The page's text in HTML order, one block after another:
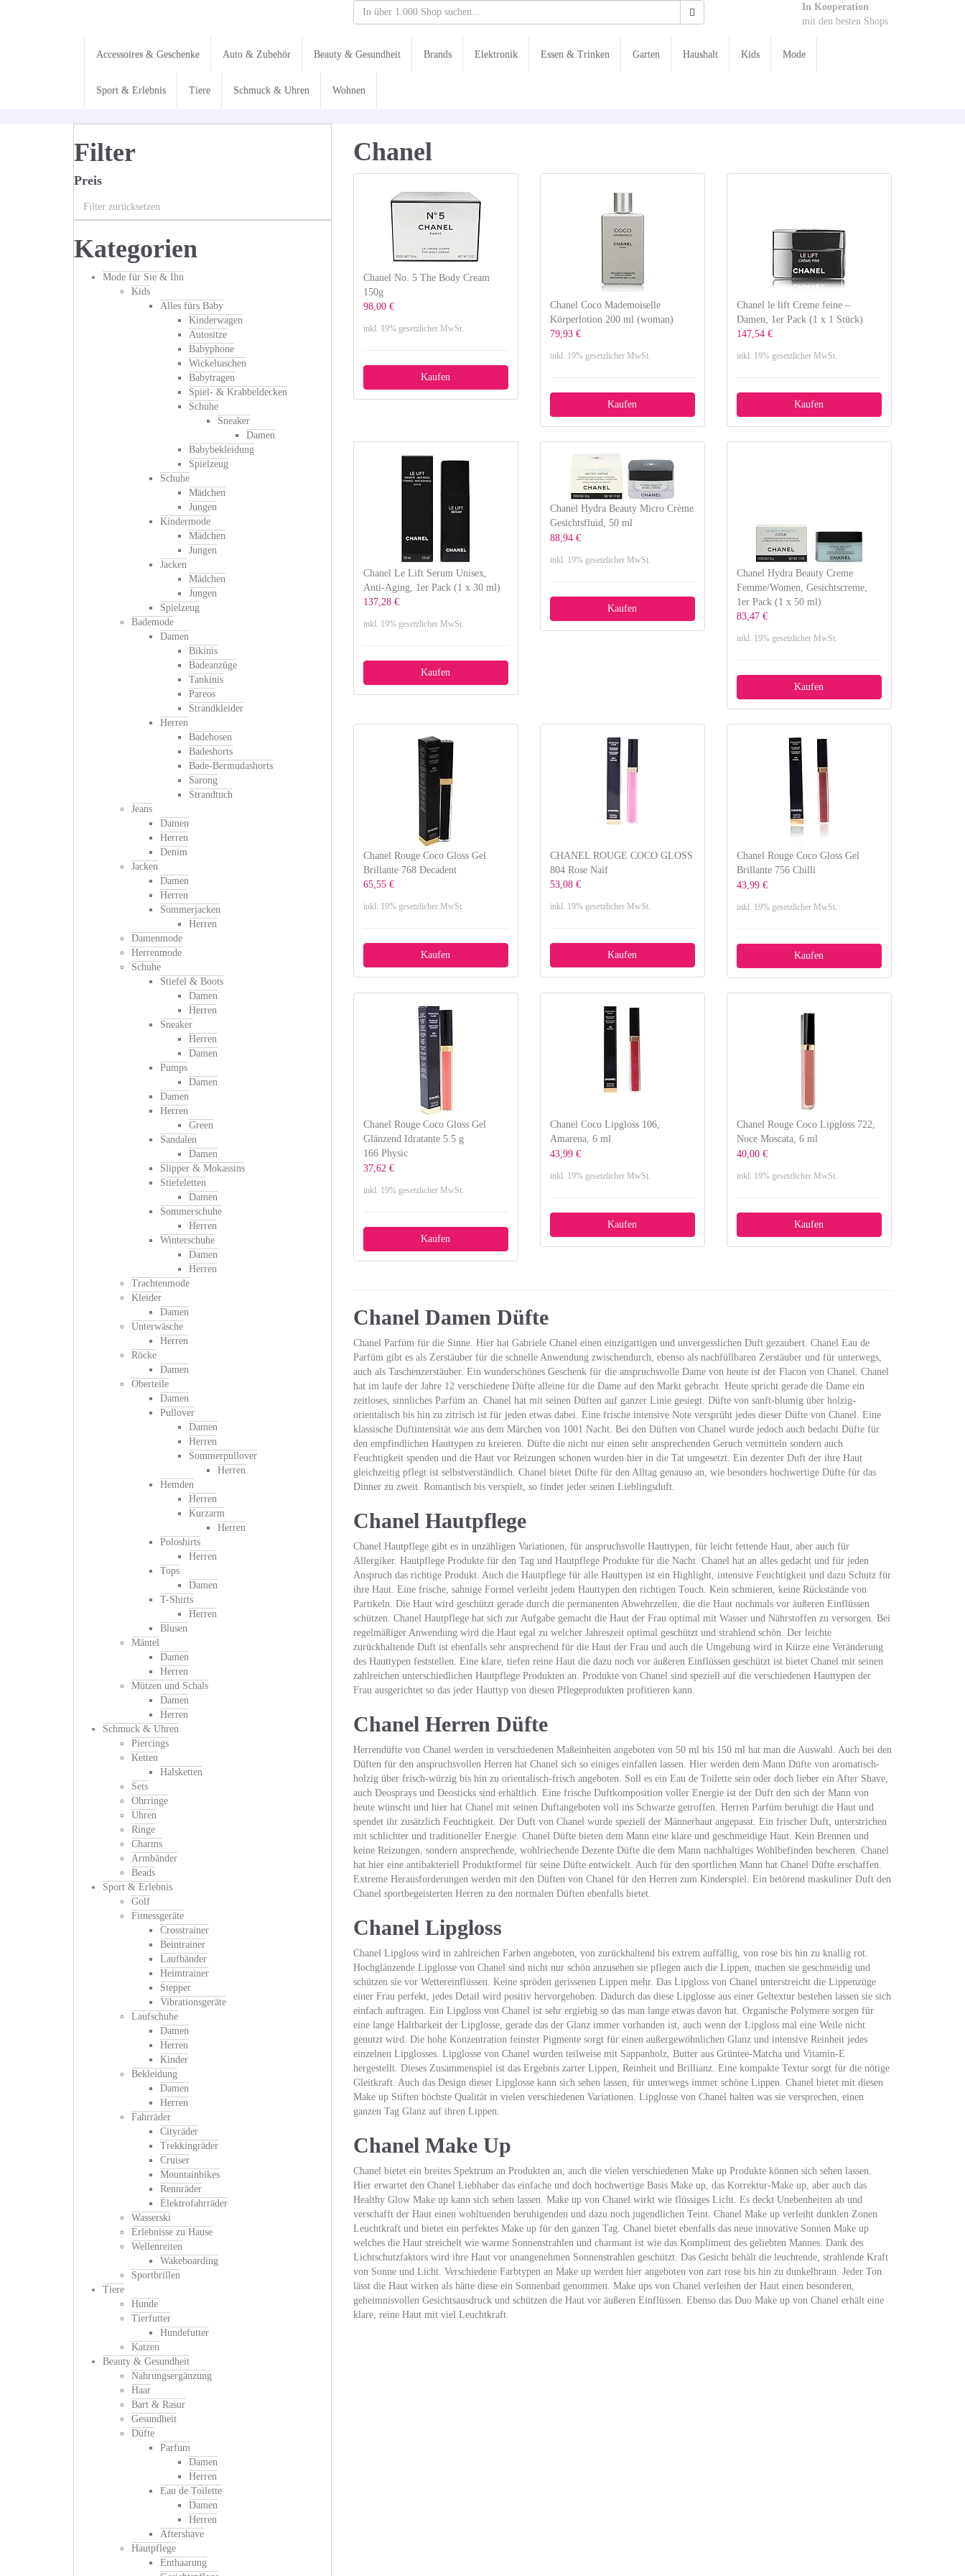
In Kooperation
mit den besten Shops
Accessoires & Geschenke Auto & Zubehör Beauty & Gesundheit Brands Elektronik Essen & Trinken Garten Haushalt Kids Mode
Sport & Erlebnis Tiere Schmuck & Uhren Wohnen
Chanel
Chanel No. 5 The Body Cream
150g
98,00 €
inkl. 19% gesetzlicher MwSt.
Kaufen
Chanel Coco Mademoiselle
Körperlotion 200 ml (woman)
79,93 €
inkl. 19% gesetzlicher MwSt.
Kaufen
Chanel le lift Creme feine –
Damen, 1er Pack (1 x 1 Stück)
147,54 €
inkl. 19% gesetzlicher MwSt.
Kaufen
Chanel Le Lift Serum Unisex,
Anti-Aging, 1er Pack (1 x 30 ml)
137,28 €
inkl. 19% gesetzlicher MwSt.
Kaufen
Chanel Hydra Beauty Micro Crème
Gesichtsfluid, 50 ml
88,94 €
inkl. 19% gesetzlicher MwSt.
Kaufen
Chanel Hydra Beauty Creme
Femme/Women, Gesichtscreme,
1er Pack (1 x 50 ml)
83,47 €
inkl. 19% gesetzlicher MwSt.
Kaufen
Chanel Rouge Coco Gloss Gel
Brillante 768 Decadent
65,55 €
inkl. 19% gesetzlicher MwSt.
Kaufen
CHANEL ROUGE COCO GLOSS
804 Rose Naïf
53,08 €
inkl. 19% gesetzlicher MwSt.
Kaufen
Chanel Rouge Coco Gloss Gel
Brillante 756 Chilli
43,99 €
inkl. 19% gesetzlicher MwSt.
Kaufen
Chanel Rouge Coco Gloss Gel
Glänzend Idratante 5.5 g
166 Physic
37,62 €
inkl. 19% gesetzlicher MwSt.
Kaufen
Chanel Coco Lipgloss 106,
Amarena, 6 ml
43,99 €
inkl. 19% gesetzlicher MwSt.
Kaufen
Chanel Rouge Coco Lipgloss 722,
Noce Moscata, 6 ml
40,00 €
inkl. 19% gesetzlicher MwSt.
Kaufen
Chanel Damen Düfte
Chanel Parfüm für die Sinne. Hier hat Gabriele Chanel einen einzigartigen und unvergesslichen Duft gezaubert. Chanel Eau de
Parfüm gibt es als Zerstäuber für die schnelle Anwendung zwischendurch, ebenso als nachfüllbaren Zerstäuber und für unterwegs,
auch als Taschenzerstäuber. Ein wunderschönes Geschenk für die anspruchsvolle Dame von heute ist der Flacon von Chanel. Chanel
hat im laufe der Jahre 12 verschiedene Düfte alleine für die Dame auf den Markt gebracht. Heute spricht gerade die Dame ein
zeitloses, sinnliches Parfüm an. Chanel hat mit seinen Düften auf ganzer Linie gesiegt. Düfte von sanft-blumig über holzig-
orientalisch bis hin zu zitrisch ist für jeden etwas dabei. Eine frische intensive Note versprüht jedes dieser Düfte von Chanel. Eine
klassische Duftintensität wie aus dem Märchen von 1001 Nacht. Bei den Düften von Chanel wurde jedoch auch bedacht Düfte für
den empfindlichen Hauttypen zu kreieren. Düfte die nicht nur einen sehr ansprechenden Geruch vermitteln sondern auch
Feuchtigkeit spenden und die Haut vor Reizungen schonen wurden hier in die Tat umgesetzt. Ein dezenter Duft der ihre Haut
gleichzeitig pflegt ist selbstverständlich. Chanel bietet Düfte für den Alltag genauso an, wie besonders hochwertige Düfte für das
Dinner zu zweit. Romantisch bis verspielt, so findet jeder seinen Lieblingsduft.
Chanel Hautpflege
Chanel Hautpflege gibt es in unzähligen Variationen, für anspruchsvolle Hauttypen, für leicht fettende Haut, aber auch für
Allergiker. Hautpflege Produkte für den Tag und Hautpflege Produkte für die Nacht. Chanel hat an alles gedacht und für jeden
Anspruch das richtige Produkt. Auch die Hautpflege für alle Hauttypen ist ein Highlight, intensive Feuchtigkeit und dazu Schutz für
ihre Haut. Eine frische, sahnige Formel verleiht jedem Hauttypen den richtigen Touch. Kein schmieren, keine Rückstände von
Partikeln. Die Haut wird geschützt gerade durch die permanenten Abwehrzellen, die die Haut nochmals vor äußeren Einflüssen
schützen. Chanel Hautpflege hat sich zur Aufgabe gemacht die Haut der Frau optimal mit Wasser und Nährstoffen zu versorgen. Bei
regelmäßiger Anwendung wird die Haut egal zu welcher Jahreszeit optimal geschützt und strahlend schön. Der leichte
zurückhaltende Duft ist ebenfalls sehr ansprechend für die Haut der Frau und auch die Umgebung wird in Kürze eine Veränderung
des Hauttypen feststellen. Eine klare, tiefen reine Haut die dazu noch vor äußeren Einflüssen geschützt ist bietet Chanel mit seinen
zahlreichen unterschiedlichen Hautpflege Produkten an. Produkte von Chanel sind speziell auf die verschiedenen Hauttypen der
Frau ausgerichtet so das jeder Hauttyp von diesen Pflegeprodukten profitieren kann.
Chanel Herren Düfte
Herrendüfte von Chanel werden in verschiedenen Maßeinheiten angeboten von 50 ml bis 150 ml hat man die Auswahl. Auch bei den
Düften für den anspruchsvollen Herren hat Chanel sich so einiges einfallen lassen. Hier werden dem Mann Düfte von aromatisch-
holzig über frisch-würzig bis hin zu orientalisch-frisch angeboten. Soll es ein Eau de Toilette sein oder doch lieber ein After Shave,
auch Deosprays und Deosticks sind erhältlich. Eine frische Duftkomposition voller Energie ist der Duft den sich der Mann von
heute wünscht und hier hat Chanel mit seinen Duftangeboten voll ins Schwarze getroffen. Herren Parfüm beruhigt die Haut und
spendet ihr zusätzlich Feuchtigkeit. Der Duft von Chanel wurde speziell der Männerhaut angepasst. Ein frischer Duft, unterstrichen
mit schlichter und traditioneller Energie. Chanel Düfte bieten dem Mann eine klare und geschmeidige Haut. Kein Brennen und
keine Reizungen, sondern ansprechende, wohlriechende Dezente Düfte die dem Mann nachhaltiges Wohlbefinden bescheren. Chanel
hat hier eine antibakteriell Produktformel für seine Düfte entwickelt. Auch für den sportlichen Mann hat Chanel Düfte erschaffen.
Extreme Herausforderungen werden mit den Düften von Chanel für den Herren zum Kinderspiel. Ein betörend maskuliner Duft den
Chanel sportbegeisterten Herren zu den normalen Düften ebenfalls bietet.
Chanel Lipgloss
Chanel Lipgloss wird in zahlreichen Farben angeboten, von zurückhaltend bis extrem auffällig, von rose bis hin zu knallig rot.
Hochglänzende Lipglosse von Chanel sind nicht nur schön anzusehen sie pflegen auch die Lippen, machen sie geschmeidig und
schützen sie vor Wettereinflüssen. Keine spröden gerissenen Lippen mehr. Das Lipgloss von Chanel unterstreicht die Lippenzüge
einer Frau perfekt, jedes Detail wird positiv hervorgehoben. Dadurch das diese Lipglosse aus einer Geltextur bestehen lassen sie sich
einfach auftragen. Ein Lipgloss von Chanel ist sehr ergiebig so das man lange etwas davon hat. Organische Polymere sorgen für
eine lange Haltbarkeit der Lipglosse, gerade das der Glanz immer vorhanden ist, auch wenn der Lipgloss mal eine Weile nicht
genutzt wird. Die hohe Konzentration feinster Pigmente sorgt für einen außergewöhnlichen Glanz und intensive Reinheit jedes
einzelnen Lipglosses. Lipglosse von Chanel wurden teilweise mit Sappanholz, Butter aus Grüntee-Matcha und Vitamin-E
hergestellt. Dieses Zusammenspiel ist das Ergebnis zarter Lippen, Reinheit und Brillianz. Eine kompakte Textur sorgt für die nötige
Gleitkraft. Auch das Design dieser Lipglosse kann sich sehen lassen, für unterwegs immer schöne Lippen. Chanel bietet mit diesen
Make up Stiften höchste Qualität in vielen verschiedenen Variationen. Lipglosse von Chanel halten was sie versprechen, einen
ganzen Tag Glanz auf ihren Lippen.
Chanel Make Up
Chanel bietet ein breites Spektrum an Produkten an, auch die vielen verschiedenen Make up Produkte können sich sehen lassen.
Hier erwartet den Chanel Liebhaber das einfache und doch hochwertige Basis Make up, das Korrektur-Make up, aber auch das
Healthy Glow Make up kann sich sehen lassen. Make up von Chanel wirkt wie flüssiges Licht. Es deckt Unebenheiten ab und
verschafft der Haut einen wohltuenden beruhigenden und dazu noch jugendlichen Teint. Chanel Make up verleiht dunklen Zonen
Leuchtkraft und bietet ein perfektes Make up für den ganzen Tag. Chanel bietet ebenfalls das neue innovative Sonnen Make up
welches die Haut streichelt wie warme Sonnenstrahlen und charmant ist wie das Kompliment des geliebten Mannes. Dank des
Lichtschutzfaktors wird ihre Haut vor unangenehmen Sonnenstrahlen geschützt. Das Gesicht behält die leuchtende, strahlende Kraft
von Sonne und Licht. Verschiedene Farbtypen an Make up werden hier angeboten von zart rose bis hin zu dunkelbraun. Jeder Ton
lässt die Haut wirken als hätte diese ein Sonnenbad genommen. Make ups von Chanel verleihen der Haut einen besonderen,
geheimnisvollen Gesichtsausdruck und schützen die Haut vor äußeren Einflüssen. Ebenso das Duo Make up von Chanel erhält eine
klare, reine Haut mit viel Leuchtkraft.
Filter
Preis
Filter zurücksetzen
Kategorien
Mode für Sie & Ihn
Kids
Alles fürs Baby
Kinderwagen
Autositze
Babyphone
Wickeltaschen
Babytragen
Spiel- & Krabbeldecken
Schuhe
Sneaker
Damen
Babybekleidung
Spielzeug
Schuhe
Mädchen
Jungen
Kindermode
Mädchen
Jungen
Jacken
Mädchen
Jungen
Spielzeug
Bademode
Damen
Bikinis
Badeanzüge
Tankinis
Pareos
Strandkleider
Herren
Badehosen
Badeshorts
Bade-Bermudashorts
Sarong
Strandtuch
Jeans
Damen
Herren
Denim
Jacken
Damen
Herren
Sommerjacken
Herren
Damenmode
Herrenmode
Schuhe
Stiefel & Boots
Damen
Herren
Sneaker
Herren
Damen
Pumps
Damen
Damen
Herren
Green
Sandalen
Damen
Slipper & Mokassins
Stiefeletten
Damen
Sommerschuhe
Herren
Winterschuhe
Damen
Herren
Trachtenmode
Kleider
Damen
Unterwäsche
Herren
Röcke
Damen
Oberteile
Damen
Pullover
Damen
Herren
Sommerpullover
Herren
Hemden
Herren
Kurzarm
Herren
Poloshirts
Herren
Tops
Damen
T-Shirts
Herren
Blusen
Mäntel
Damen
Herren
Mützen und Schals
Damen
Herren
Schmuck & Uhren
Piercings
Ketten
Halsketten
Sets
Ohrringe
Uhren
Ringe
Charms
Armbänder
Beads
Sport & Erlebnis
Golf
Fitnessgeräte
Crosstrainer
Beintrainer
Laufbänder
Heimtrainer
Stepper
Vibrationsgeräte
Laufschuhe
Damen
Herren
Kinder
Bekleidung
Damen
Herren
Fahrräder
Cityräder
Trekkingräder
Cruiser
Mountainbikes
Rennräder
Elektrofahrräder
Wasserski
Erlebnisse zu Hause
Wellenreiten
Wakeboarding
Sportbrillen
Tiere
Hunde
Tierfutter
Hundefutter
Katzen
Beauty & Gesundheit
Nahrungsergänzung
Haar
Bart & Rasur
Gesundheit
Düfte
Parfum
Damen
Herren
Eau de Toilette
Damen
Herren
Aftershave
Hautpflege
Enthaarung